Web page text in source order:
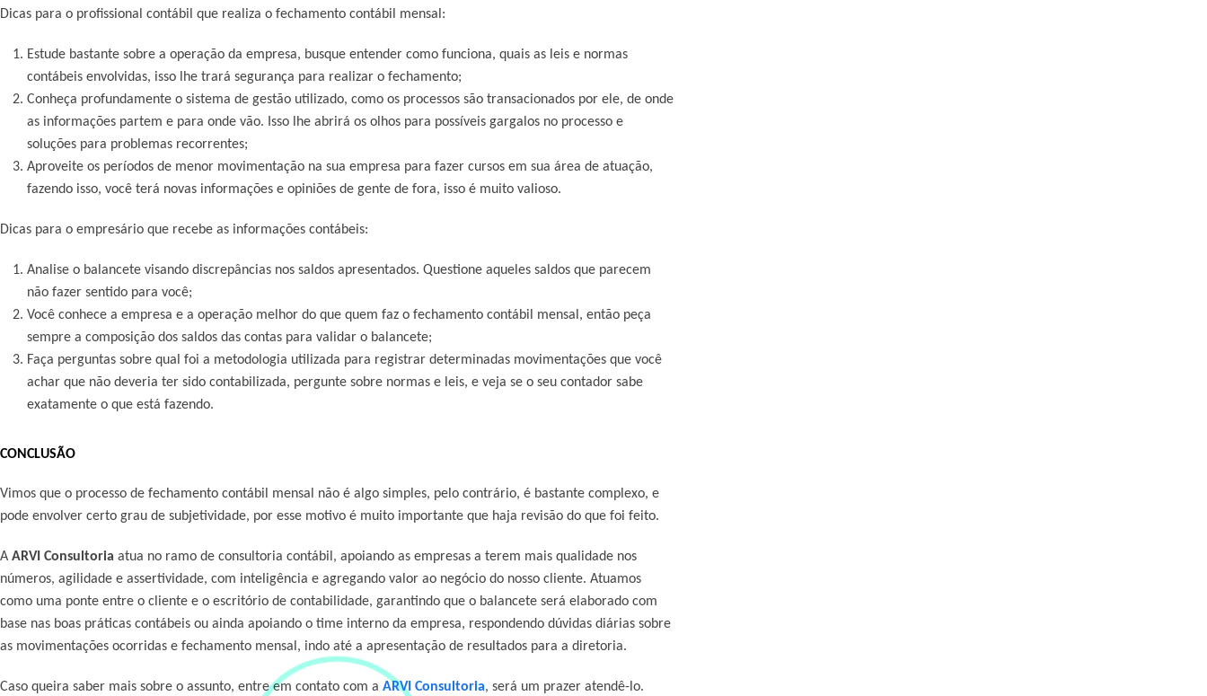
Dicas para o profissional contábil que realiza o fechamento contábil mensal:
Estude bastante sobre a operação da empresa, busque entender como funciona, quais as leis e normas
contábeis envolvidas, isso lhe trará segurança para realizar o fechamento;
Conheça profundamente o sistema de gestão utilizado, como os processos são transacionados por ele, de onde
as informações partem e para onde vão. Isso lhe abrirá os olhos para possíveis gargalos no processo e
soluções para problemas recorrentes;
Aproveite os períodos de menor movimentação na sua empresa para fazer cursos em sua área de atuação,
fazendo isso, você terá novas informações e opiniões de gente de fora, isso é muito valioso.
Dicas para o empresário que recebe as informações contábeis:
Analise o balancete visando discrepâncias nos saldos apresentados. Questione aqueles saldos que parecem
não fazer sentido para você;
Você conhece a empresa e a operação melhor do que quem faz o fechamento contábil mensal, então peça
sempre a composição dos saldos das contas para validar o balancete;
Faça perguntas sobre qual foi a metodologia utilizada para registrar determinadas movimentações que você
achar que não deveria ter sido contabilizada, pergunte sobre normas e leis, e veja se o seu contador sabe
exatamente o que está fazendo.
CONCLUSÃO
Vimos que o processo de fechamento contábil mensal não é algo simples, pelo contrário, é bastante complexo, e
pode envolver certo grau de subjetividade, por esse motivo é muito importante que haja revisão do que foi feito.
A ARVI Consultoria atua no ramo de consultoria contábil, apoiando as empresas a terem mais qualidade nos
números, agilidade e assertividade, com inteligência e agregando valor ao negócio do nosso cliente. Atuamos
como uma ponte entre o cliente e o escritório de contabilidade, garantindo que o balancete será elaborado com
base nas boas práticas contábeis ou ainda apoiando o time interno da empresa, respondendo dúvidas diárias sobre
as movimentações ocorridas e fechamento mensal, indo até a apresentação de resultados para a diretoria.
Caso queira saber mais sobre o assunto, entre em contato com a ARVI Consultoria, será um prazer atendê-lo.